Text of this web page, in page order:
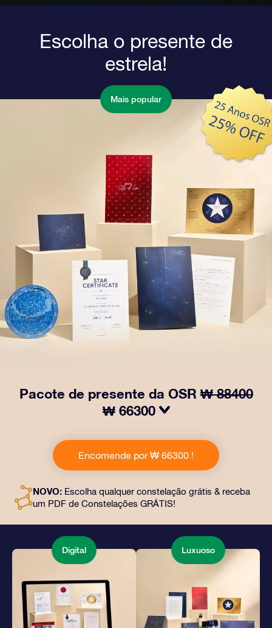
Escolha o presente de
estrela!
Mais popular
Pacote de presente da OSR₩ 88400
₩ 66300
da OSR! Esse presente inclui um lindo envelope e
documentos personalizados enviados para um
endereço de sua escolha, além de documentos digitais
mágica de oferecer um presente eterno a amigos e
entes queridos.
Encomende por ₩ 66300 !
NOVO: Escolha qualquer constelação grátis & receba
um PDF de Constelações GRÁTIS!
Digital Luxuoso